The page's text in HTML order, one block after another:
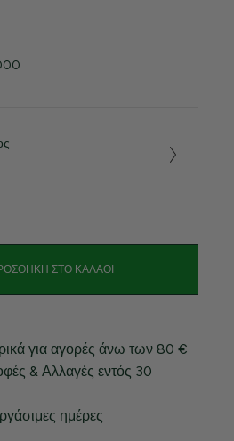
ΣΤΟ ΚΑΛΆΘΙ
για αγορές άνω των 80 €
& Αλλαγές εντός 30
ημέρες